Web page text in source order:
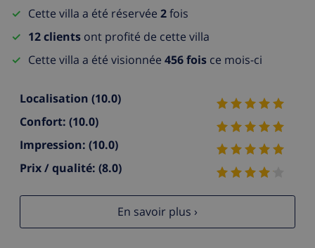
Cette villa a été réservée 2fois
12 clients ont profité de cette villa
Cette villa a été visionnée 456 fois ce mois-ci
Localisation (10.0)
Confort: (10.0)
Impression: (10.0)
Prix / qualité: (8.0)
En savoir plus ›